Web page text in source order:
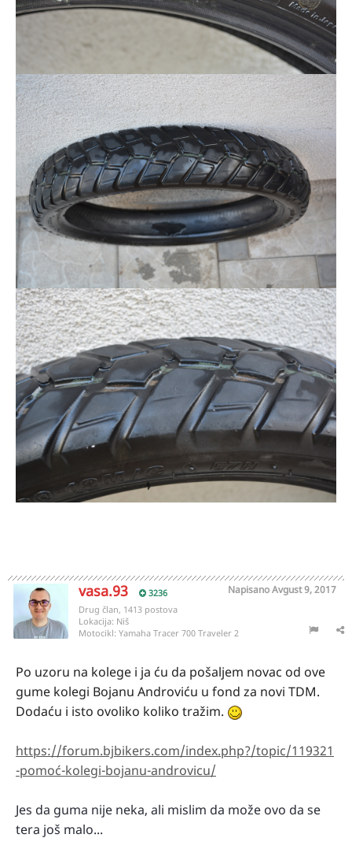
vasa.93 3236 NapisanoAvgust 9, 2017
Drug član, 1413 postova
Lokacija: Niš
Motocikl: Yamaha Tracer 700 Traveler 2
Po uzoru na kolege i ja ću da pošaljem novac od ove
gume kolegi Bojanu Androviću u fond za novi TDM.
Dodaću i isto ovoliko koliko tražim.
https://forum.bjbikers.com/index.php?/topic/119321
-pomoć-kolegi-bojanu-androvicu/
Jes da guma nije neka, ali mislim da može ovo da se
tera još malo...